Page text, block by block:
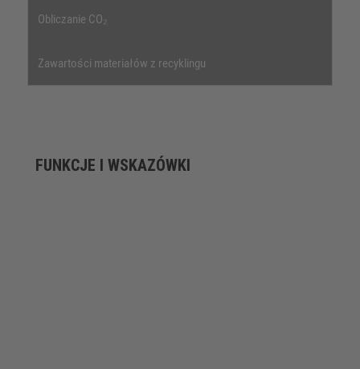
Obliczanie CO₂
Zawartości materiałów z recyklingu
FUNKCJE I WSKAZÓWKI